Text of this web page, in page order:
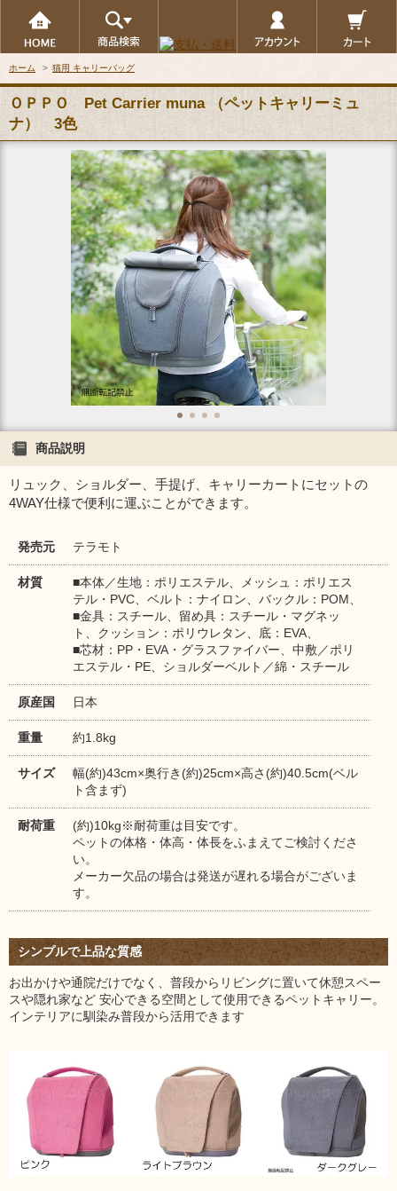
ホーム > 猫用 キャリーバッグ
ＯＰＰＯ Pet Carrier muna （ペットキャリーミュ
ナ） 3色
商品説明
リュック、ショルダー、手提げ、キャリーカートにセットの
4WAY仕様で便利に運ぶことができます。
発売元 テラモト
材質
■本体／生地：ポリエステル、メッシュ：ポリエス
テル・PVC、ベルト：ナイロン、バックル：POM、
■金具：スチール、留め具：スチール・マグネッ
ト、クッション：ポリウレタン、底：EVA、
■芯材：PP・EVA・グラスファイバー、中敷／ポリ
エステル・PE、ショルダーベルト／綿・スチール
原産国 日本
重量 約1.8kg
サイズ
幅(約)43cm×奥行き(約)25cm×高さ(約)40.5cm(ベル
ト含まず)
耐荷重
(約)10kg※耐荷重は目安です。
ペットの体格・体高・体長をふまえてご検討くださ
い。
メーカー欠品の場合は発送が遅れる場合がございま
す。
シンプルで上品な質感
お出かけや通院だけでなく、普段からリビングに置いて休憩スペー
スや隠れ家など 安心できる空間として使用できるペットキャリー。
インテリアに馴染み普段から活用できます